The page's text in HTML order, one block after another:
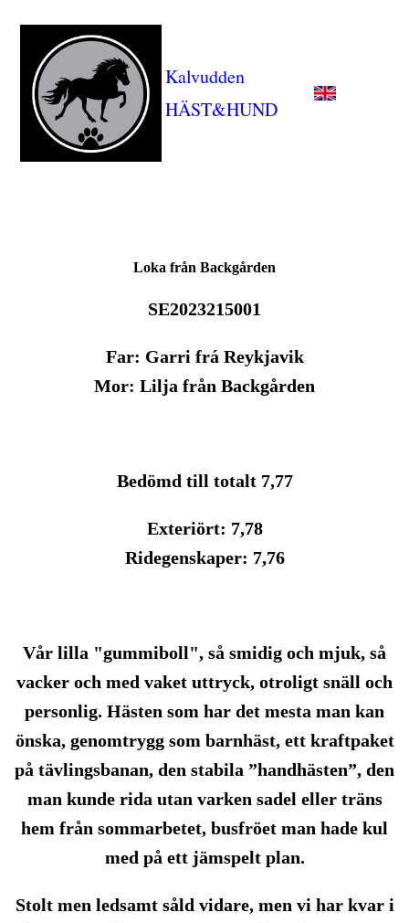
Kalvudden
HÄST&HUND
Loka från Backgården
SE2023215001
Far: Garri frá Reykjavik
Mor: Lilja från Backgården
Bedömd till totalt 7,77
Exteriört: 7,78
Ridegenskaper: 7,76
Vår lilla "gummiboll", så smidig och mjuk, så
vacker och med vaket uttryck, otroligt snäll och
personlig. Hästen som har det mesta man kan
önska, genomtrygg som barnhäst, ett kraftpaket
på tävlingsbanan, den stabila ”handhästen”, den
man kunde rida utan varken sadel eller träns
hem från sommarbetet, busfröet man hade kul
med på ett jämspelt plan.
Stolt men ledsamt såld vidare, men vi har kvar i